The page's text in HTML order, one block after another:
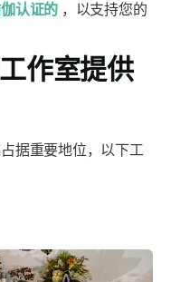
认证的 ，以支持您的
作室提供
据重要地位，以下工